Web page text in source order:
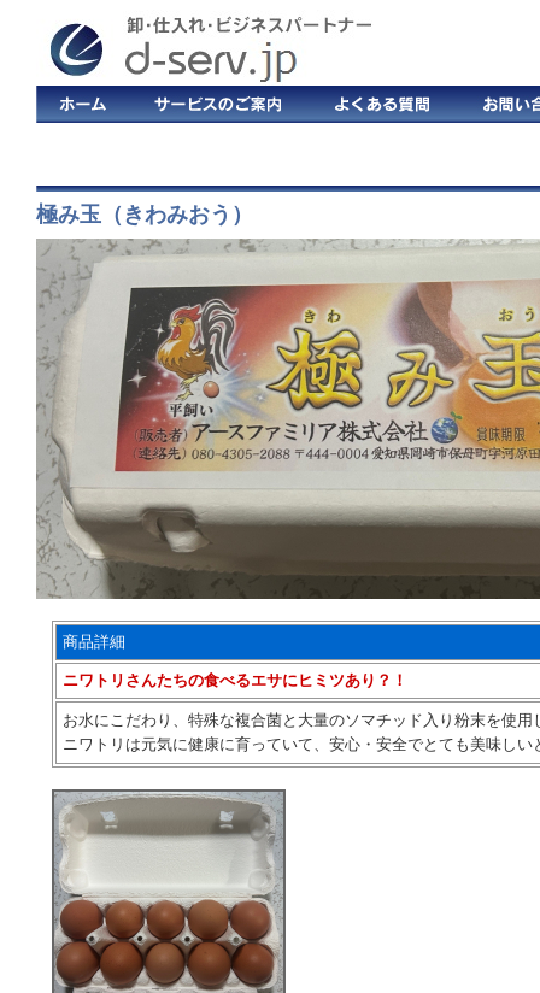
極み玉（きわみおう）
商品詳細
ニワトリさんたちの食べるエサにヒミツあり？！
お水にこだわり、特殊な複合菌と大量のソマチッド入り粉末を使用
ニワトリは元気に健康に育っていて、安心・安全でとても美味しい